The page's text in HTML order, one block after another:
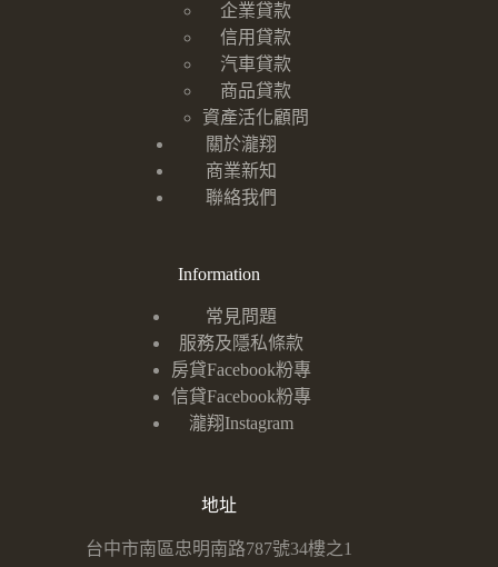
企業貸款
信用貸款
汽車貸款
商品貸款
資產活化顧問
關於瀧翔
商業新知
聯絡我們
Information
常見問題
服務及隱私條款
房貸Facebook粉專
信貸Facebook粉專
瀧翔Instagram
地址
台中市南區忠明南路787號34樓之1